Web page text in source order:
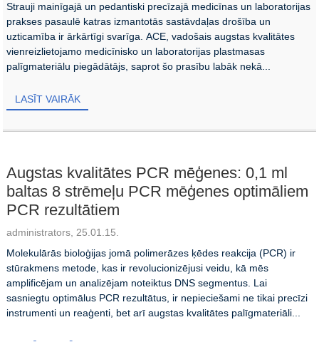
Strauji mainīgajā un pedantiski precīzajā medicīnas un laboratorijas
prakses pasaulē katras izmantotās sastāvdaļas drošība un
uzticamība ir ārkārtīgi svarīga. ACE, vadošais augstas kvalitātes
vienreizlietojamo medicīnisko un laboratorijas plastmasas
palīgmateriālu piegādātājs, saprot šo prasību labāk nekā...
LASĪT VAIRĀK
Augstas kvalitātes PCR mēģenes: 0,1 ml
baltas 8 strēmeļu PCR mēģenes optimāliem
PCR rezultātiem
administrators, 25.01.15.
Molekulārās bioloģijas jomā polimerāzes ķēdes reakcija (PCR) ir
stūrakmens metode, kas ir revolucionizējusi veidu, kā mēs
amplificējam un analizējam noteiktus DNS segmentus. Lai
sasniegtu optimālus PCR rezultātus, ir nepieciešami ne tikai precīzi
instrumenti un reaģenti, bet arī augstas kvalitātes palīgmateriāli...